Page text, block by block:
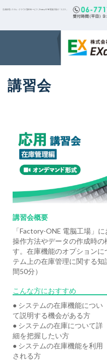
生産管理システム・クラウド型EDIサービス｜Factory-ONE 電脳工場の「エクス」
講習会
講習会概要
「Factory-ONE 電脳工場」
操作方法やデータの作成時
す。在庫機能のオプション
テム上の在庫管理に関する
間50分）
こんな方におすすめ
● システムの在庫機能につい
て説明する機会がある方
● システムの在庫について詳
細を把握したい方
● システムの在庫機能を利用
される方